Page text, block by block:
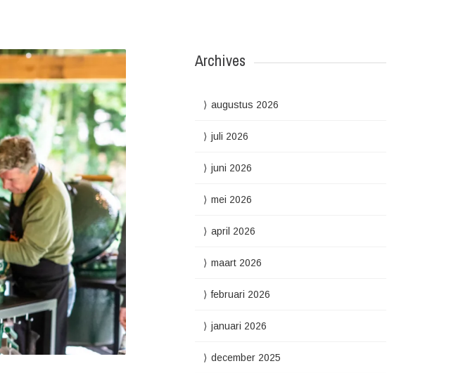
Archives
augustus 2026
juli 2026
juni 2026
mei 2026
april 2026
maart 2026
februari 2026
januari 2026
december 2025